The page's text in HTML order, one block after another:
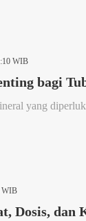
WIB
bagi
yang
WIB
Dosis, dan